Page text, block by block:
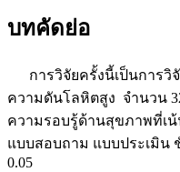
บทคัดย่อ
การวิจัยครั้งนี้เป็นการวิจั
ความดันโลหิตสูง จำนวน
ความรอบรู้ด้านสุขภาพที่เ
แบบสอบถาม แบบประเมิน
0.05